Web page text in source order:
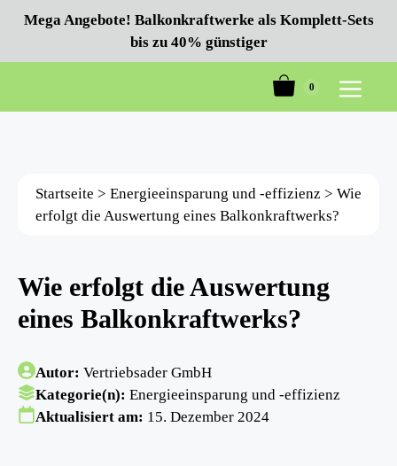
Mega Angebote! Balkonkraftwerke als Komplett-Sets
bis zu 40% günstiger
0
Menü
Startseite > Energieeinsparung und -effizienz > Wie
erfolgt die Auswertung eines Balkonkraftwerks?
Wie erfolgt die Auswertung
eines Balkonkraftwerks?
Autor: Vertriebsader GmbH
Kategorie(n): Energieeinsparung und -effizienz
Aktualisiert am: 15. Dezember 2024